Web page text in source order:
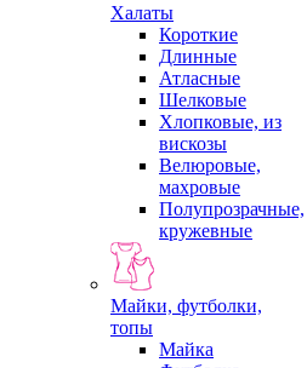
Халаты
Короткие
Длинные
Атласные
Шелковые
Хлопковые, из
вискозы
Велюровые,
махровые
Полупрозрачные,
кружевные
Майки, футболки,
топы
Майка